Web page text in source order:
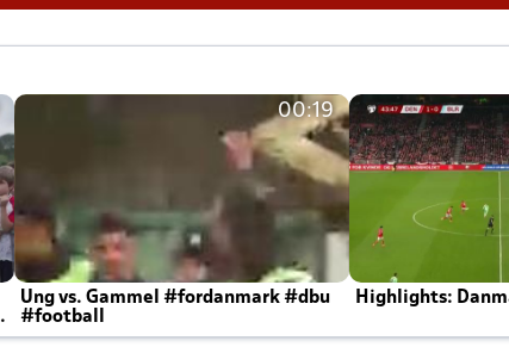
00:19
Ung vs. Gammel #fordanmark #dbu
#football
Highlights: